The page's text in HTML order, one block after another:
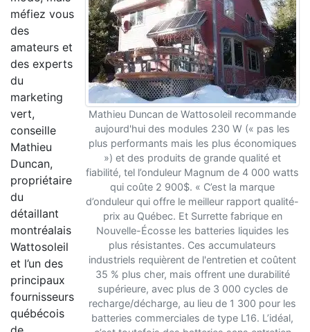
Mathieu Duncan de Wattosoleil recommande
aujourd'hui des modules 230 W (« pas les
plus performants mais les plus économiques
») et des produits de grande qualité et
fiabilité, tel l’onduleur Magnum de 4 000 watts
qui coûte 2 900$. « C’est la marque
d’onduleur qui offre le meilleur rapport qualité-
prix au Québec. Et Surrette fabrique en
Nouvelle-Écosse les batteries liquides les
plus résistantes. Ces accumulateurs
industriels requièrent de l'entretien et coûtent
35 % plus cher, mais offrent une durabilité
supérieure, avec plus de 3 000 cycles de
recharge/décharge, au lieu de 1 300 pour les
batteries commerciales de type L16. L’idéal,
méfiez vous
des
amateurs et
des experts
du
marketing
vert,
conseille
Mathieu
Duncan,
propriétaire
du
détaillant
montréalais
Wattosoleil
et l’un des
principaux
fournisseurs
québécois